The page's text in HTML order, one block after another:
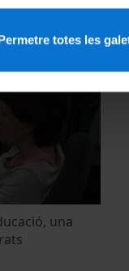
totes les
la UB: Llibres
I
17
una